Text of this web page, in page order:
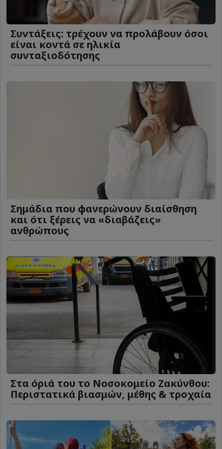
Συντάξεις: τρέχουν να προλάβουν όσοι
είναι κοντά σε ηλικία
συνταξιοδότησης
Σημάδια που φανερώνουν διαίσθηση
και ότι ξέρεις να «διαβάζεις»
ανθρώπους
Στα όριά του το Νοσοκομείο Ζακύνθου:
Περιστατικά βιασμών, μέθης & τροχαία